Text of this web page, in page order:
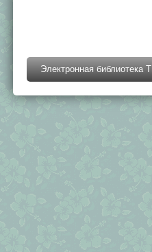
Электронная библиотека